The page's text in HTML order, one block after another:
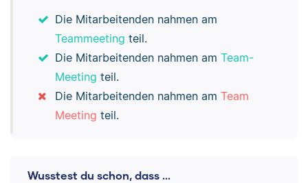
Die Mitarbeitenden nahmen am
Teammeeting teil.
Die Mitarbeitenden nahmen am Team-
Meeting teil.
Die Mitarbeitenden nahmen am Team
Meeting teil.
Wusstest du schon, dass ...